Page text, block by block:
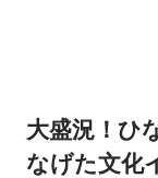
大盛況！ひ
なげた文化